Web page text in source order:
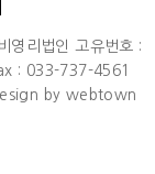
영리법인 고유번호 :
: 033-737-4561
by webtown